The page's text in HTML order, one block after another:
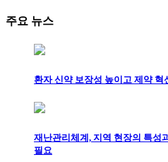
주요 뉴스
환자 신약 보장성 높이고 제약
재난관리체계, 지역 현장의 특성
필요